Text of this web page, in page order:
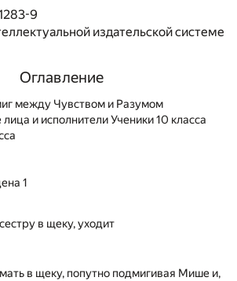
9
издательской системе
Оглавление
между Чувством и Разумом
и исполнители Ученики 10 класса
1
в щеку, уходит
в щеку, попутно подмигивая Мише и,